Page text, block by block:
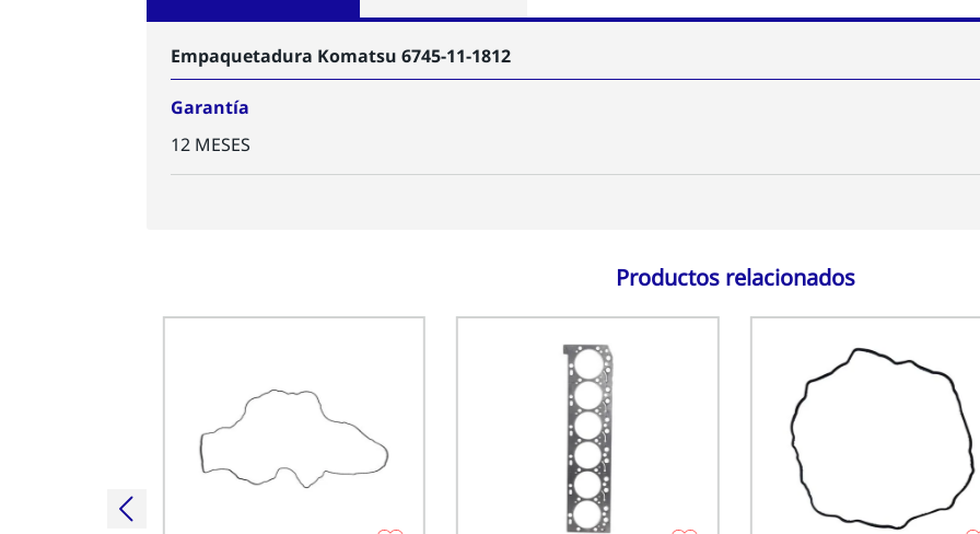
Empaquetadura Komatsu 6745-11-1812
Garantía
12 MESES
Productos relacionados